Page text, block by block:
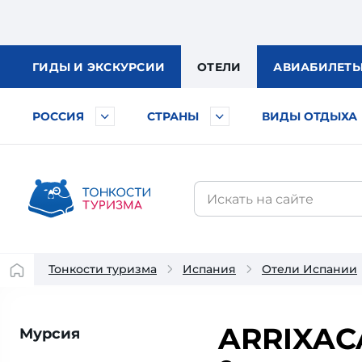
ГИДЫ И ЭКСКУРСИИ ОТЕЛИ АВИА
РОССИЯ СТРАНЫ ВИДЫ ОТДЫХА
Тонкости туризма Испания Отели Испании
Мурсия